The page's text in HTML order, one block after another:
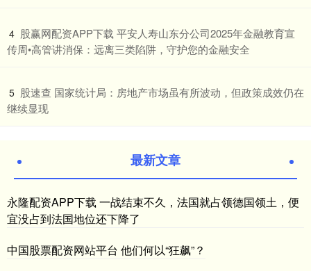
4 ​股赢网配资APP下载 平安人寿山东分公司2025年金融教育宣
传周•高管讲消保：远离三类陷阱，守护您的金融安全
5 ​股速查 国家统计局：房地产市场虽有所波动，但政策成效仍在
继续显现
最新文章
永隆配资APP下载 一战结束不久，法国就占领德国领土，便
宜没占到法国地位还下降了
中国股票配资网站平台 他们何以“狂飙”？